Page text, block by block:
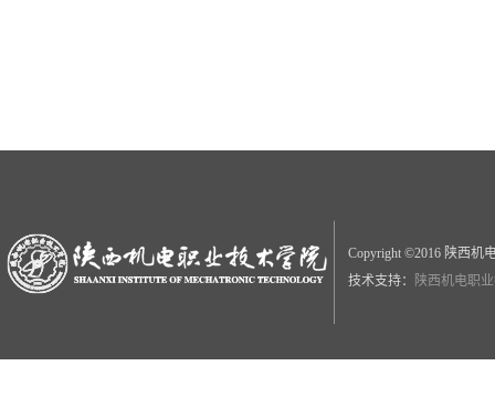
Copyright ©2016 陕西机
技术支持：
陕西机电职